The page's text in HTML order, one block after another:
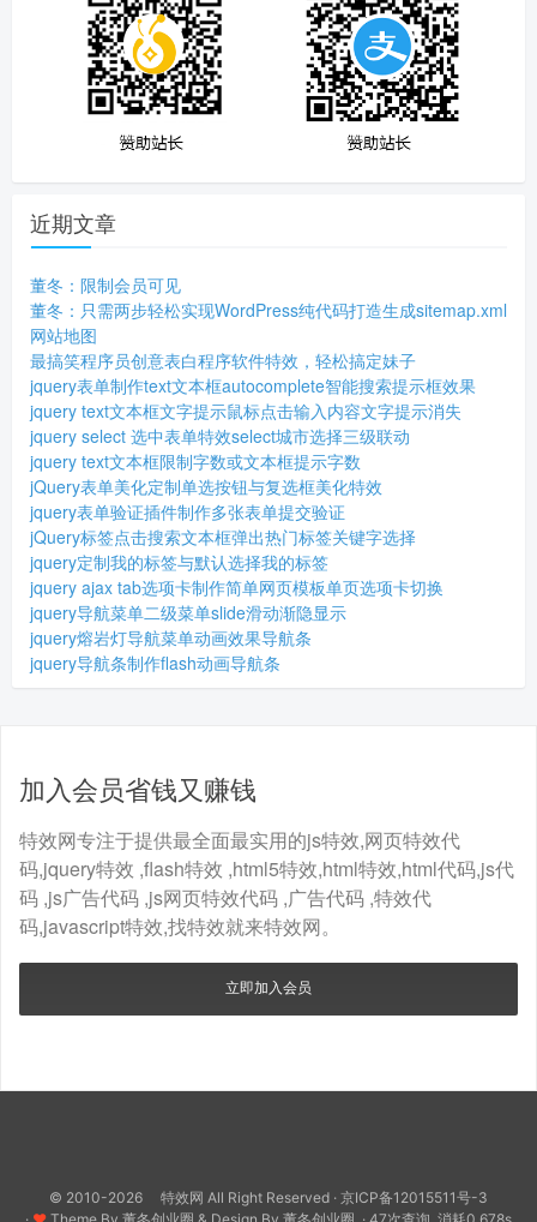
近期文章
董冬：限制会员可见
董冬：只需两步轻松实现WordPress纯代码打造生成sitemap.xml
网站地图
最搞笑程序员创意表白程序软件特效，轻松搞定妹子
jquery表单制作text文本框autocomplete智能搜索提示框效果
jquery text文本框文字提示鼠标点击输入内容文字提示消失
jquery select 选中表单特效select城市选择三级联动
jquery text文本框限制字数或文本框提示字数
jQuery表单美化定制单选按钮与复选框美化特效
jquery表单验证插件制作多张表单提交验证
jQuery标签点击搜索文本框弹出热门标签关键字选择
jquery定制我的标签与默认选择我的标签
jquery ajax tab选项卡制作简单网页模板单页选项卡切换
jquery导航菜单二级菜单slide滑动渐隐显示
jquery熔岩灯导航菜单动画效果导航条
jquery导航条制作flash动画导航条
加入会员省钱又赚钱
特效网专注于提供最全面最实用的js特效,网页特效代
码,jquery特效 ,flash特效 ,html5特效,html特效,html代码,js代
码 ,js广告代码 ,js网页特效代码 ,广告代码 ,特效代
码,javascript特效,找特效就来特效网。
立即加入会员
© 2010-2026 特效网 All Right Reserved · 京ICP备12015511号-3